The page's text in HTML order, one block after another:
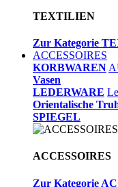
TEXTILIEN
Zur Kategorie
ACCESSOIRES
KORBWAREN
Vasen
LEDERWARE
Orientalische
SPIEGEL
ACCESSOIRES
Zur Kategorie